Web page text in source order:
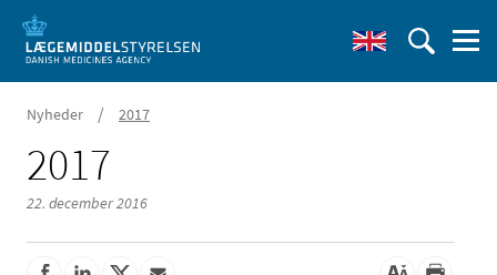
Nyheder / 2017
2017
22. december 2016